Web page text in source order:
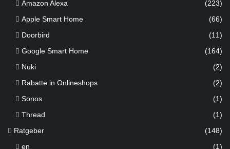
Amazon Alexa
(223)
Apple Smart Home
(66)
Doorbird
(11)
Google Smart Home
(164)
Nuki
(2)
Rabatte in Onlineshops
(2)
Sonos
(1)
Thread
(1)
Ratgeber (148)
en
(1)